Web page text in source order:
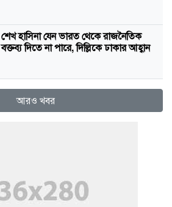
শেখ হাসিনা যেন ভারত থেকে রাজনৈতিক
বক্তব্য দিতে না পারে, দিল্লিকে ঢাকার আহ্বান
আরও খবর